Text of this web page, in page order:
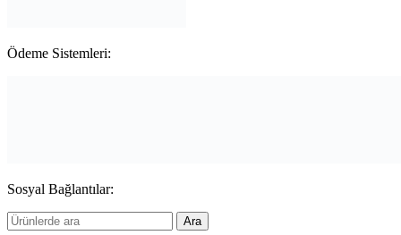
Ödeme Sistemleri:
Sosyal Bağlantılar:
Ara